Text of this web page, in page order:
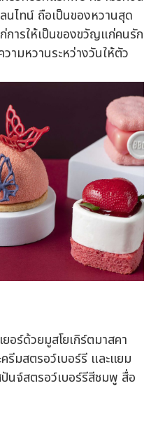
นไทน์ ถือเป็นของหวานสุด
การให้เป็นของขวัญแก่คนรัก
ามหวานระหว่างวันให้ตัว
อร์ด้วยมูสโยเกิร์ตมาสคา
รีมสตรอว์เบอร์รี และแยม
นจ์สตรอว์เบอร์รีสีชมพู สื่อ